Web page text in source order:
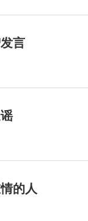
言
的人